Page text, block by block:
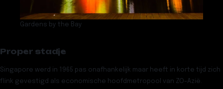
Gardens by the Bay
Proper stadje
Singapore werd in 1965 pas onafhankelijk maar heeft in korte tijd zich
flink gevestigd als economische hoofdmetropool van ZO-Azië.